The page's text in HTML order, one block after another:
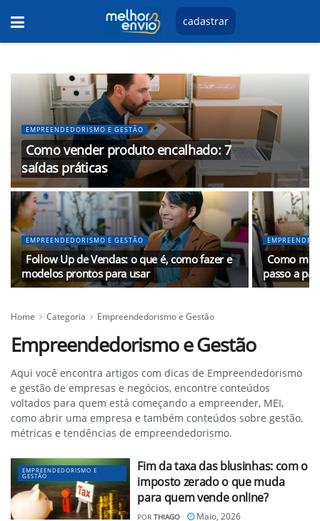
cadastrar
EMPREENDEDORISMO E GESTÃO
Como vender produto encalhado: 7
saídas práticas
EMPREENDEDORISMO E GESTÃO
Follow Up de Vendas: o que é, como fazer e
modelos prontos para usar
Como
passo a
Home Categoria Empreendedorismo e Gestão
Empreendedorismo e Gestão
Aqui você encontra artigos com dicas de Empreendedorismo
e gestão de empresas e negócios, encontre conteúdos
voltados para quem está começando a empreender, MEI,
como abrir uma empresa e também conteúdos sobre gestão,
métricas e tendências de empreendedorismo.
EMPREENDEDORISMO E
GESTÃO
Fim da taxa das blusinhas: com o
imposto zerado o que muda
para quem vende online?
POR THIAGO Maio, 2026